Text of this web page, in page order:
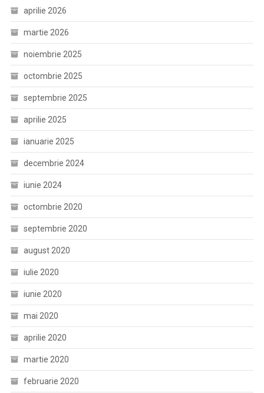
aprilie 2026
martie 2026
noiembrie 2025
octombrie 2025
septembrie 2025
aprilie 2025
ianuarie 2025
decembrie 2024
iunie 2024
octombrie 2020
septembrie 2020
august 2020
iulie 2020
iunie 2020
mai 2020
aprilie 2020
martie 2020
februarie 2020